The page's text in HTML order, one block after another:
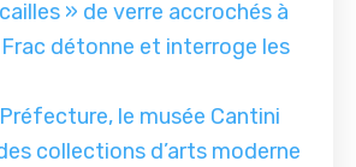
» de verre accrochés à
détonne et interroge les
le musée Cantini
collections d’arts moderne